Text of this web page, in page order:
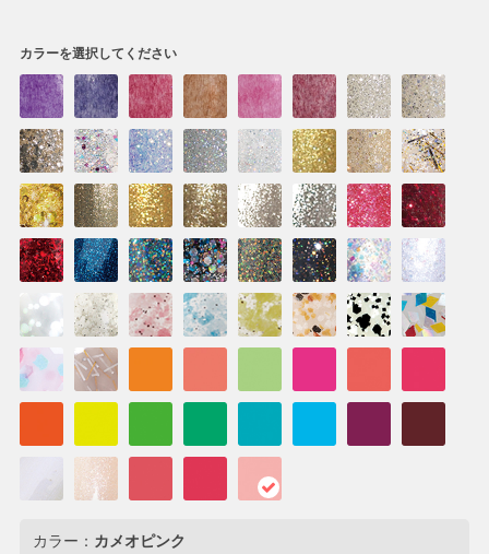
カラーを選択してください
カラー： カメオピンク